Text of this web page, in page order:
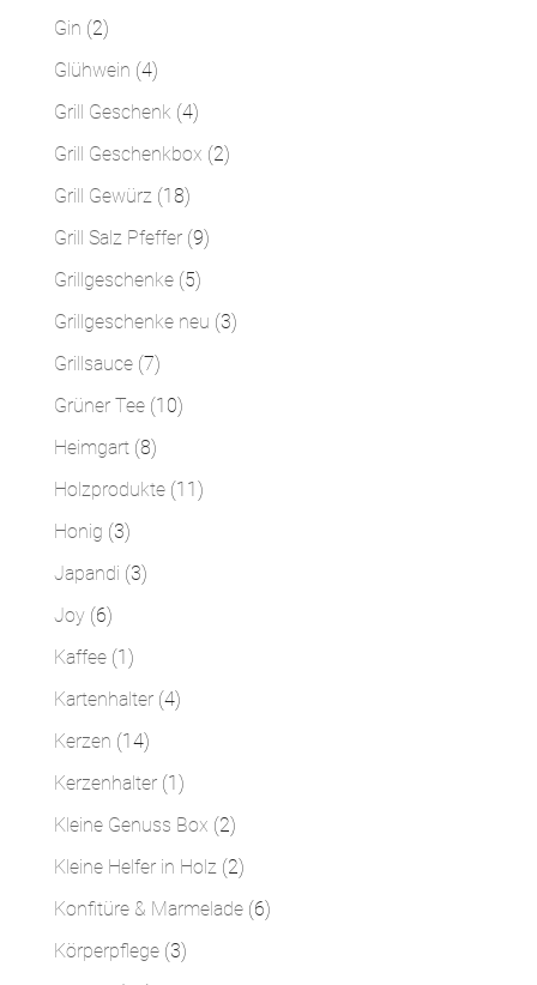
Gin 22
Produkte
Glühwein 44
Produkte
Grill Geschenk 44
Produkte
Grill Geschenkbox 22
Grill Gewürz 1818
Produkte
Grill Salz Pfeffer 99
Grillgeschenke 55
Produkte
Grillgeschenke neu 33
Grillsauce 77
Produkte
Grüner Tee 1010
Heimgart 88
Produkte
Holzprodukte 11 11
Honig 33
Produkte
Japandi 33
Joy 66
Produkte
Kaffee 1 1
Produkt
Kartenhalter 44
Kerzen 1414
Produkte
Kerzenhalter 1 1
Produkt
Kleine Genuss Box 22
Produkte
Kleine Helfer in Holz 22
Produkte
Konfitüre & Marmelade 66
Körperpflege 33